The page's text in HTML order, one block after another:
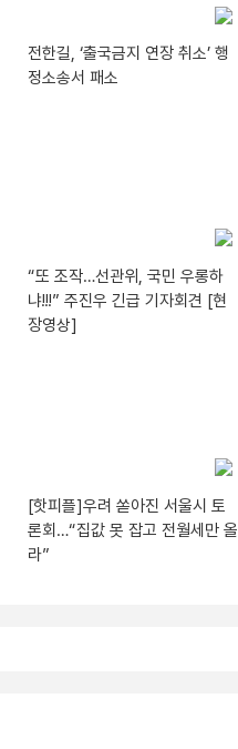
전한길, ‘출국금지 연장 취소’ 행
정소송서 패소
“또 조작…선관위, 국민 우롱하
냐!!!” 주진우 긴급 기자회견 [현
장영상]
[핫피플]우려 쏟아진 서울시 토
론회…“집값 못 잡고 전월세만 올
라”